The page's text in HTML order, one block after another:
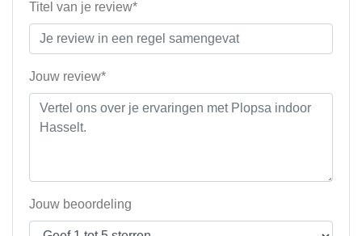
Titel van je review*
Jouw review*
Jouw beoordeling